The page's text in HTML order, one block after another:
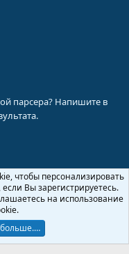
парсера? Напишите в
Ltd.
чтобы персонализировать
Вы зарегистрируетесь.
на использование